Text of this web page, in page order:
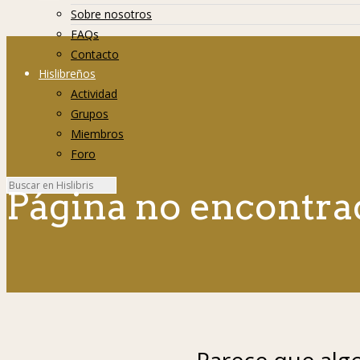
Sobre nosotros
FAQs
Contacto
Hislibreños
Actividad
Grupos
Miembros
Foro
Página no